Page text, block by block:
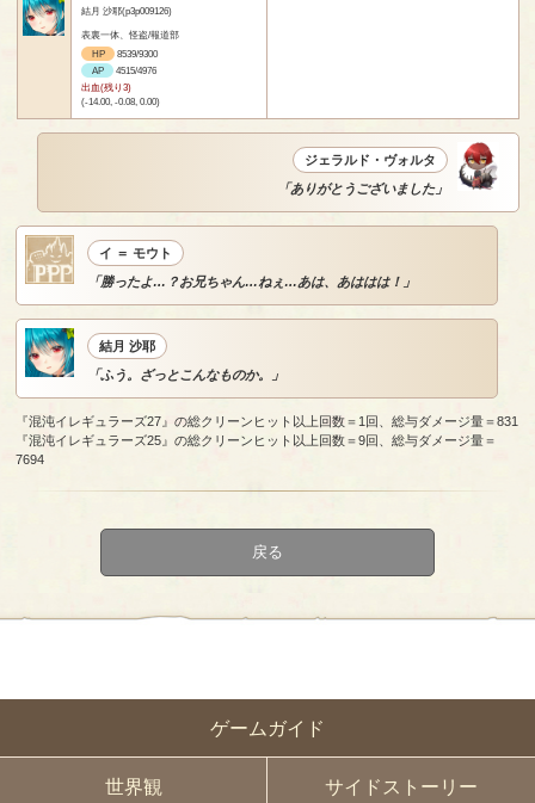
ゲームガイド
世界観 サイドストーリー
結月 沙耶(p3p009126)
表裏一体、怪盗/報道部
HP
8539/9300
AP
4515/4976
出血(残り3)
(-14.00, -0.08, 0.00)
ジェラルド・ヴォルタ
「ありがとうございました」
イ ＝ モウト
「勝ったよ…？お兄ちゃん…ねぇ…あは、あははは！」
結月 沙耶
「ふう。ざっとこんなものか。」
『混沌イレギュラーズ27』の総クリーンヒット以上回数＝1回、総与ダメージ量＝831
『混沌イレギュラーズ25』の総クリーンヒット以上回数＝9回、総与ダメージ量＝
7694
戻る